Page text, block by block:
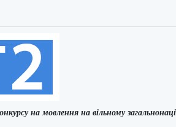
на мовлення на вільному